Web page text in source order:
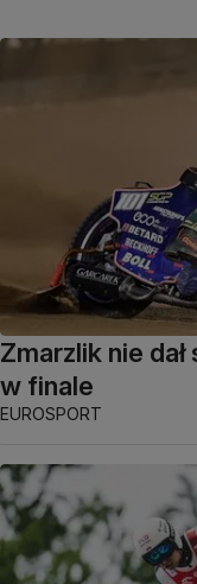
Zmarzlik nie
w finale
EUROSPORT